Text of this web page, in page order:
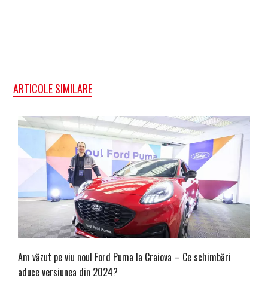
ARTICOLE SIMILARE
Am văzut pe viu noul Ford Puma la Craiova – Ce schimbări
aduce versiunea din 2024?